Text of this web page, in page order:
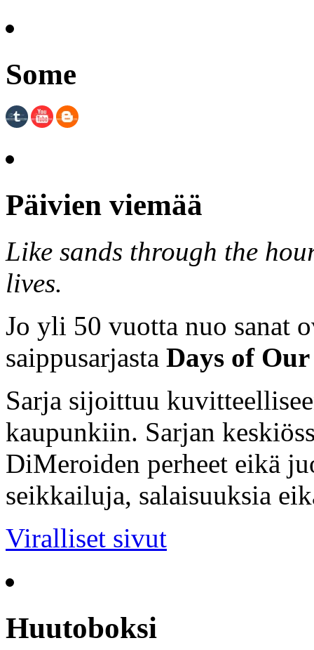
Some
Päivien viemää
Like sands through the
lives.
Jo yli 50 vuotta nuo sanat
saippusarjasta Days of
Sarja sijoittuu
kaupunkiin. Sarjan
DiMeroiden perheet eikä
seikkailuja, salaisuuksia
Viralliset sivut
Huutoboksi